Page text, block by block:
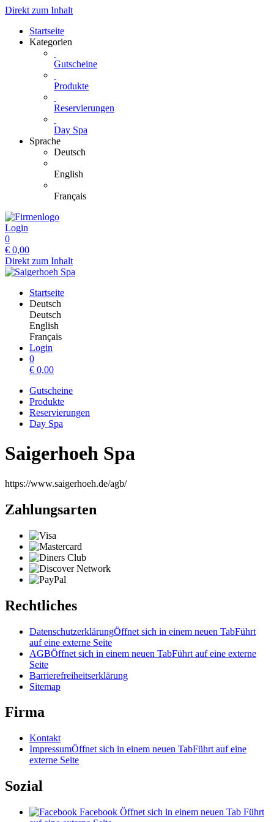
Direkt zum Inhalt
Startseite
Kategorien
Gutscheine
Produkte
Reservierungen
Day Spa
Sprache
Deutsch
English
Français
Login
0
€ 0,00
Direkt zum Inhalt
Startseite
Deutsch
Deutsch
English
Français
Login
0
€ 0,00
Gutscheine
Produkte
Reservierungen
Day Spa
Saigerhoeh Spa
https://www.saigerhoeh.de/agb/
Zahlungsarten
Rechtliches
DatenschutzerklärungÖffnet sich in einem neuen TabFührt
auf eine externe Seite
AGBÖffnet sich in einem neuen TabFührt auf eine externe
Seite
Barrierefreiheitserklärung
Sitemap
Firma
Kontakt
ImpressumÖffnet sich in einem neuen TabFührt auf eine
externe Seite
Sozial
Facebook Öffnet sich in einem neuen Tab Führt